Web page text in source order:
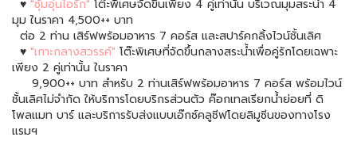
♥ "ซุ้มอุ่นไอรัก" โต๊ะพิเศษจัดขึ้นเพียง 4 คู่เท่านั้น บริเวณมุมสระน้ำ 4
มุม ในราคา 4,500++ บาท
ต่อ 2 ท่าน เสิร์ฟพร้อมอาหาร 7 คอร์ส และสปาร์คกลิ้งไวน์ชั้นเลิศ
♥ "เกาะกลางสวรรค์" โต๊ะพิเศษที่จัดขึ้นกลางสระน้ำเพื่อคู่รักโดยเฉพาะ
เพียง 2 คู่เท่านั้น ในราคา
9,900++ บาท สำหรับ 2 ท่านเสิร์ฟพร้อมอาหาร 7 คอร์ส พร้อมไวน์
ชั้นเลิศไม่จำกัด ให้บริการโดยบริกรส่วนตัว ค๊อกเทลเรียกน้ำย่อยที่ ดิ
โพลแมท บาร์ และบริการรับส่งแบบเอ๊กซ์คลูซีฟโดยลิมูซีนของทางโรง
แรมฯ